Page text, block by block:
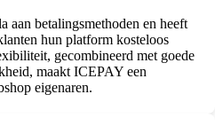
aan betalingsmethoden en heeft
hun platform kosteloos
gecombineerd met goede
maakt ICEPAY een
eigenaren.